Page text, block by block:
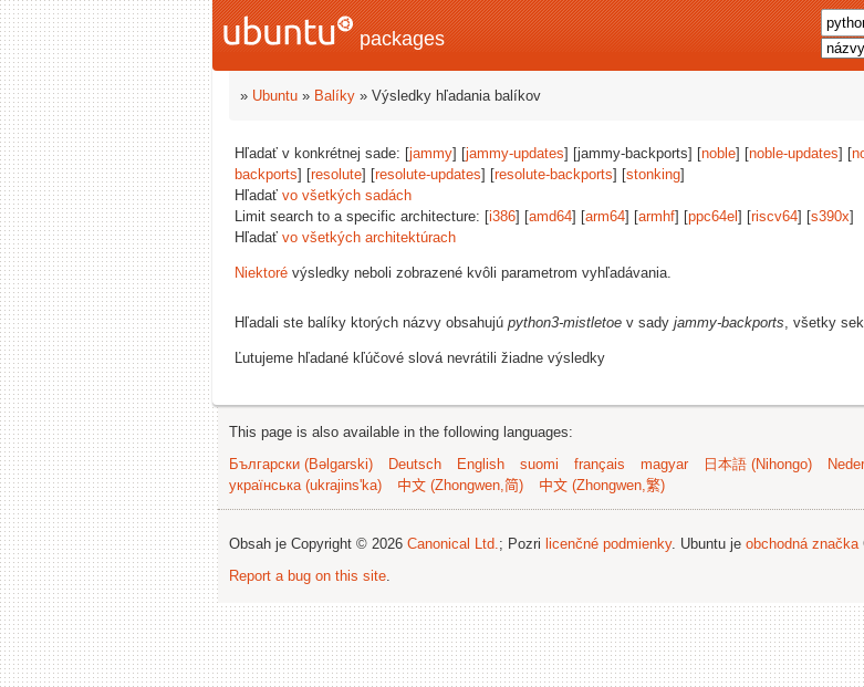
packages
» Ubuntu » Balíky » Výsledky hľadania balíkov
Hľadať v konkrétnej sade: [jammy] [jammy-updates] [jammy-backports] [noble] [noble-updates] [
backports] [resolute] [resolute-updates] [resolute-backports] [stonking]
Hľadať vo všetkých sadách
Limit search to a specific architecture: [i386] [amd64] [arm64] [armhf] [ppc64el ] [riscv64] [s390x]
Hľadať vo všetkých architektúrach
Niektoré výsledky neboli zobrazené kvôli parametrom vyhľadávania.
Hľadali ste balíky ktorých názvy obsahujú python3-mistletoe v sady jammy-backports, všetky
Ľutujeme hľadané kľúčové slová nevrátili žiadne výsledky
This page is also available in the following languages:
Български (Bəlgarski)
Deutsch English suomi français magyar 日本語 (Nihongo)
українська (ukrajins'ka)
中文 (Zhongwen,简) 中文 (Zhongwen,繁)
Obsah je Copyright © 2026 Canonical Ltd.; Pozri licenčné podmienky. Ubuntu je obchodná značka
Report a bug on this site.